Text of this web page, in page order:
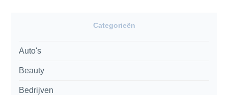
Categorieën
Auto's
Beauty
Bedrijven